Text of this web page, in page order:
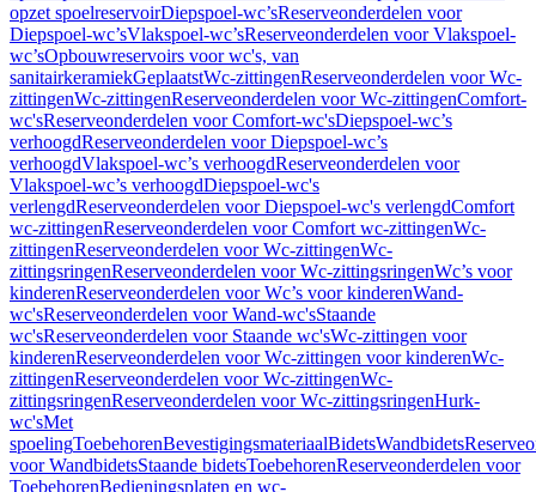
opzet spoelreservoirDiepspoel-wc’sReserveonderdelen voor
Diepspoel-wc’sVlakspoel-wc’sReserveonderdelen voor Vlakspoel-
wc’sOpbouwreservoirs voor wc's, van
sanitairkeramiekGeplaatstWc-zittingenReserveonderdelen voor Wc-
zittingenWc-zittingenReserveonderdelen voor Wc-zittingenComfort-
wc'sReserveonderdelen voor Comfort-wc'sDiepspoel-wc’s
verhoogdReserveonderdelen voor Diepspoel-wc’s
verhoogdVlakspoel-wc’s verhoogdReserveonderdelen voor
Vlakspoel-wc’s verhoogdDiepspoel-wc's
verlengdReserveonderdelen voor Diepspoel-wc's verlengdComfort
wc-zittingenReserveonderdelen voor Comfort wc-zittingenWc-
zittingenReserveonderdelen voor Wc-zittingenWc-
zittingsringenReserveonderdelen voor Wc-zittingsringenWc’s voor
kinderenReserveonderdelen voor Wc’s voor kinderenWand-
wc'sReserveonderdelen voor Wand-wc'sStaande
wc'sReserveonderdelen voor Staande wc'sWc-zittingen voor
kinderenReserveonderdelen voor Wc-zittingen voor kinderenWc-
zittingenReserveonderdelen voor Wc-zittingenWc-
zittingsringenReserveonderdelen voor Wc-zittingsringenHurk-
wc'sMet
spoelingToebehorenBevestigingsmateriaalBidetsWandbidets
voor WandbidetsStaande bidetsToebehorenReserveonderdelen voor
ToebehorenBedieningsplaten en wc-